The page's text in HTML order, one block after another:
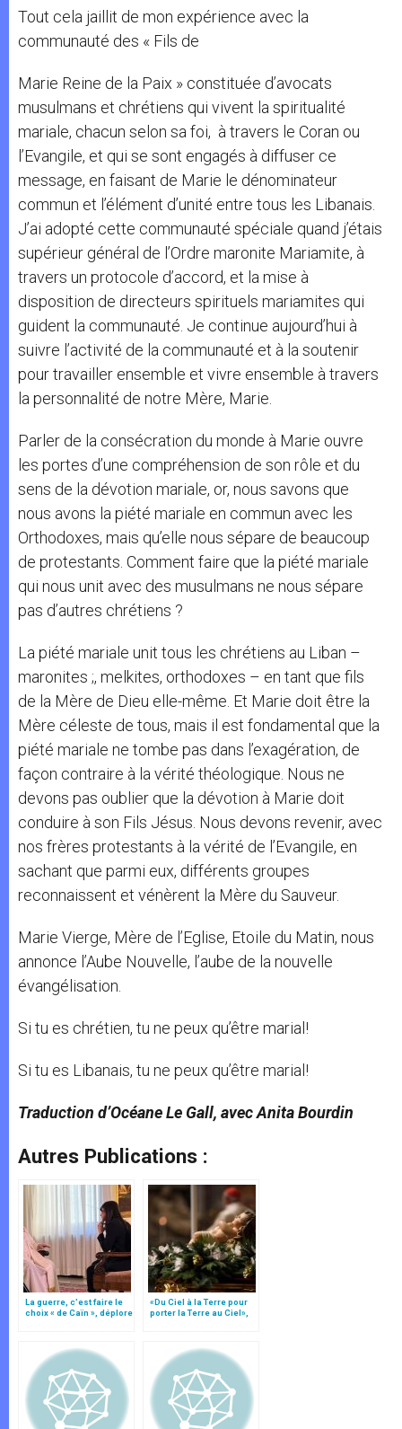
Tout cela jaillit de mon expérience avec la
communauté des « Fils de
Marie Reine de la Paix » constituée d’avocats
musulmans et chrétiens qui vivent la spiritualité
mariale, chacun selon sa foi, à travers le Coran ou
l’Evangile, et qui se sont engagés à diffuser ce
message, en faisant de Marie le dénominateur
commun et l’élément d’unité entre tous les Libanais.
J’ai adopté cette communauté spéciale quand j’étais
supérieur général de l’Ordre maronite Mariamite, à
travers un protocole d’accord, et la mise à
disposition de directeurs spirituels mariamites qui
guident la communauté. Je continue aujourd’hui à
suivre l’activité de la communauté et à la soutenir
pour travailler ensemble et vivre ensemble à travers
la personnalité de notre Mère, Marie.
Parler de la consécration du monde à Marie ouvre
les portes d’une compréhension de son rôle et du
sens de la dévotion mariale, or, nous savons que
nous avons la piété mariale en commun avec les
Orthodoxes, mais qu’elle nous sépare de beaucoup
de protestants. Comment faire que la piété mariale
qui nous unit avec des musulmans ne nous sépare
pas d’autres chrétiens ?
La piété mariale unit tous les chrétiens au Liban –
maronites ;, melkites, orthodoxes – en tant que fils
de la Mère de Dieu elle-même. Et Marie doit être la
Mère céleste de tous, mais il est fondamental que la
piété mariale ne tombe pas dans l’exagération, de
façon contraire à la vérité théologique. Nous ne
devons pas oublier que la dévotion à Marie doit
conduire à son Fils Jésus. Nous devons revenir, avec
nos frères protestants à la vérité de l’Evangile, en
sachant que parmi eux, différents groupes
reconnaissent et vénèrent la Mère du Sauveur.
Marie Vierge, Mère de l’Eglise, Etoile du Matin, nous
annonce l’Aube Nouvelle, l’aube de la nouvelle
évangélisation.
Si tu es chrétien, tu ne peux qu’être marial!
Si tu es Libanais, tu ne peux qu’être marial!
Traduction d’Océane Le Gall, avec Anita Bourdin
Autres Publications :
La guerre, c’est faire le
choix « de Caïn », déplore
«Du Ciel à la Terre pour
porter la Terre au Ciel»,